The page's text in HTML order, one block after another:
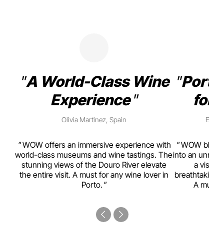
A World-Class Wine
Experience
Olivia Martinez, Spain
WOW offers an immersive experience with
world-class museums and wine tastings. The
stunning views of the Douro River elevate
the entire visit. A must for any wine lover in
Porto.
for
WOW
into an
a visual
breathtaking
A must-